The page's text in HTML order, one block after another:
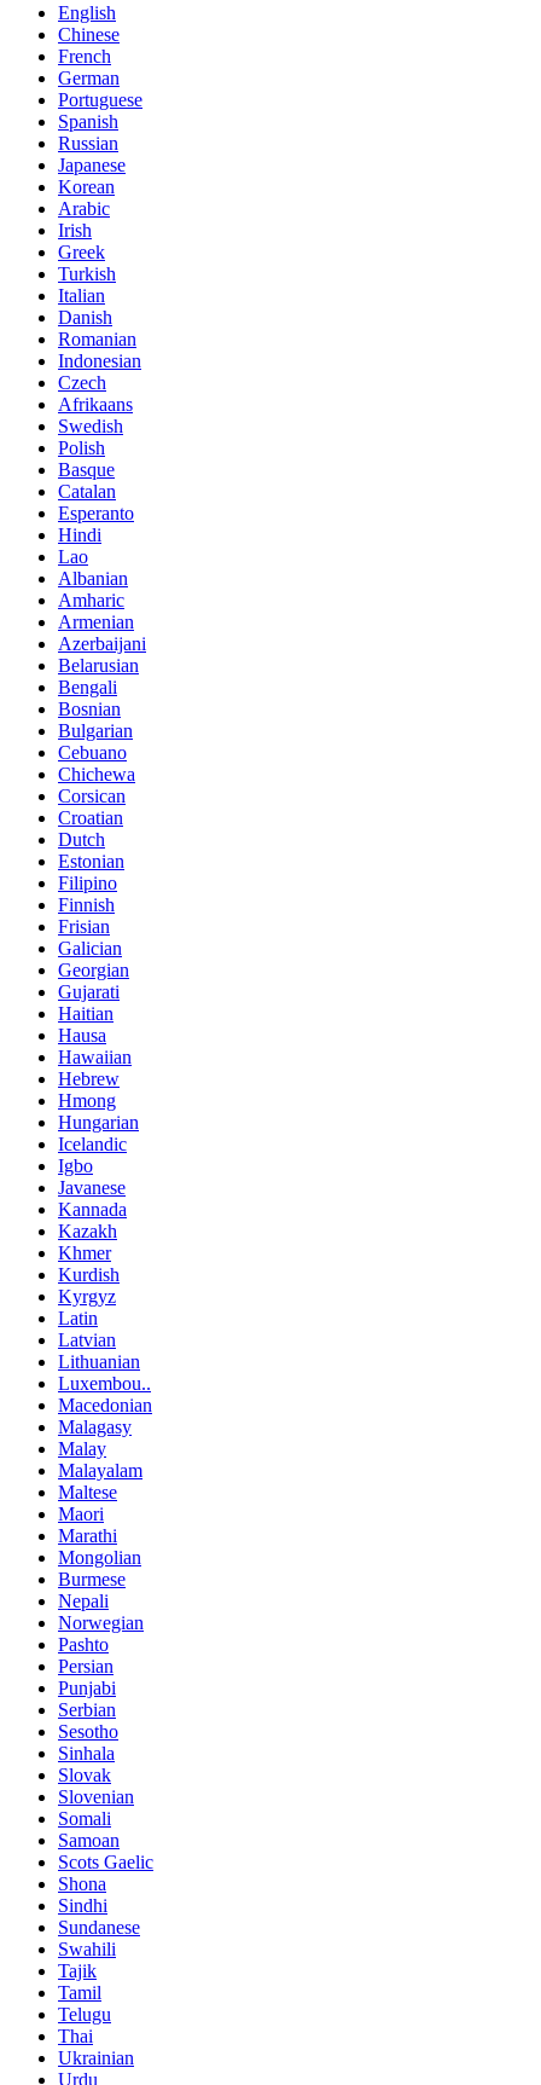
English
Chinese
French
German
Portuguese
Spanish
Russian
Japanese
Korean
Arabic
Irish
Greek
Turkish
Italian
Danish
Romanian
Indonesian
Czech
Afrikaans
Swedish
Polish
Basque
Catalan
Esperanto
Hindi
Lao
Albanian
Amharic
Armenian
Azerbaijani
Belarusian
Bengali
Bosnian
Bulgarian
Cebuano
Chichewa
Corsican
Croatian
Dutch
Estonian
Filipino
Finnish
Frisian
Galician
Georgian
Gujarati
Haitian
Hausa
Hawaiian
Hebrew
Hmong
Hungarian
Icelandic
Igbo
Javanese
Kannada
Kazakh
Khmer
Kurdish
Kyrgyz
Latin
Latvian
Lithuanian
Luxembou..
Macedonian
Malagasy
Malay
Malayalam
Maltese
Maori
Marathi
Mongolian
Burmese
Nepali
Norwegian
Pashto
Persian
Punjabi
Serbian
Sesotho
Sinhala
Slovak
Slovenian
Somali
Samoan
Scots Gaelic
Shona
Sindhi
Sundanese
Swahili
Tajik
Tamil
Telugu
Thai
Ukrainian
Urdu